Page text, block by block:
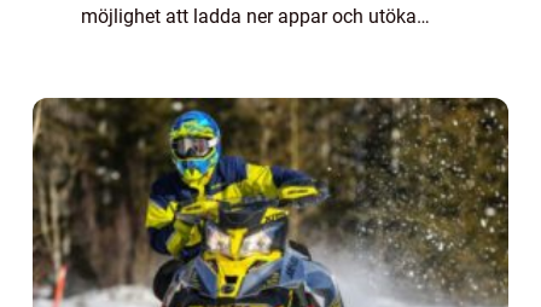
möjlighet att ladda ner appar och utöka
möjligheterna med att ...